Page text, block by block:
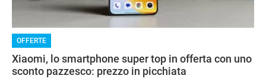
OFFERTE
Xiaomi, lo smartphone super top in offerta con uno
sconto pazzesco: prezzo in picchiata